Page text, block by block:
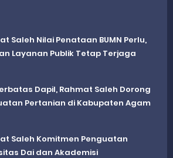
Saleh Nilai Penataan BUMN Perlu,
Layanan Publik Tetap Terjaga
Dapil, Rahmat Saleh Dorong
Pertanian di Kabupaten Agam
Saleh Komitmen Penguatan
Dai dan Akademisi